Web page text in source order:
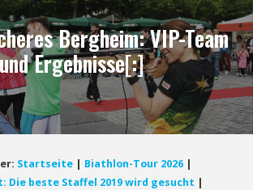
Bergheim: VIP-Team
und Ergebnisse[:]
Startseite | Biathlon-Tour 2026 |
Die beste Staffel 2019 wird gesucht |